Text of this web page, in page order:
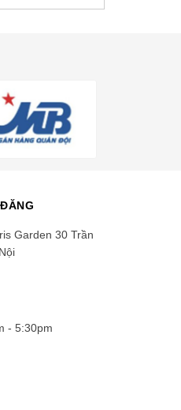
Garden 30 Trần
- 5:30pm